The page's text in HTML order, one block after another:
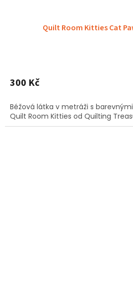
Quilt Room Kitties Cat
300 Kč
Béžová látka v metráži s
Quilt Room Kitties od Quilting